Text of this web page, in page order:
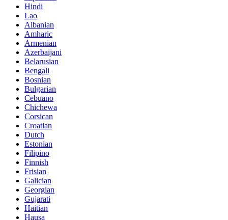
Hindi
Lao
Albanian
Amharic
Armenian
Azerbaijani
Belarusian
Bengali
Bosnian
Bulgarian
Cebuano
Chichewa
Corsican
Croatian
Dutch
Estonian
Filipino
Finnish
Frisian
Galician
Georgian
Gujarati
Haitian
Hausa